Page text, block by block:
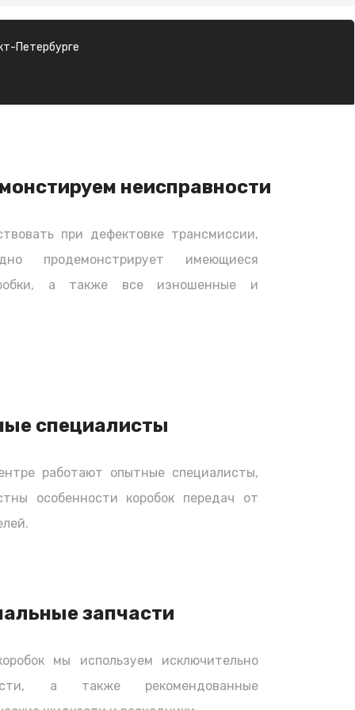
Петербурге
неисправности
при дефектовке трансмиссии,
продемонстрирует имеющиеся
а также все изношенные и
специалисты
работают опытные специалисты,
особенности коробок передач от
запчасти
мы используем исключительно
а также рекомендованные